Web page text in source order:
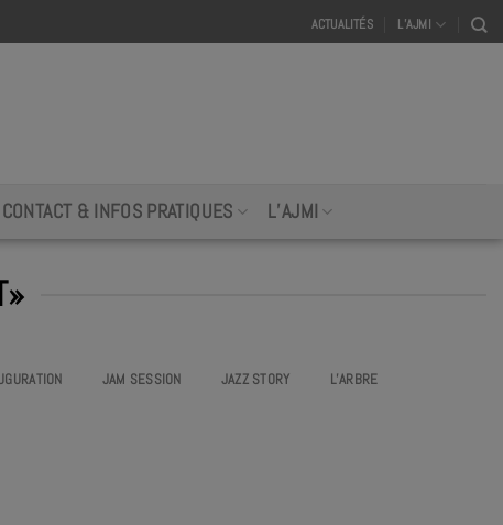
ACTUALITÉS L’AJMI
CONTACT & INFOS PRATIQUES L’AJMI
JAM SESSION JAZZ STORY
L’ARBRE